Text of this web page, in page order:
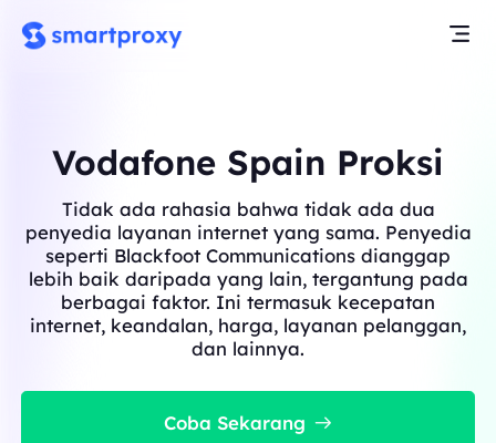
Vodafone Spain Proksi
Tidak ada rahasia bahwa tidak ada dua
penyedia layanan internet yang sama. Penyedia
seperti Blackfoot Communications dianggap
lebih baik daripada yang lain, tergantung pada
berbagai faktor. Ini termasuk kecepatan
internet, keandalan, harga, layanan pelanggan,
dan lainnya.
Coba Sekarang